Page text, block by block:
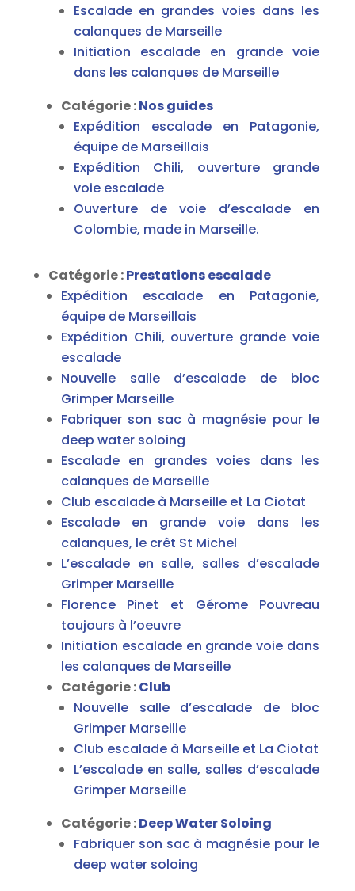
Escalade en grandes voies dans les
calanques de Marseille
Initiation escalade en grande voie
dans les calanques de Marseille
Catégorie :Nos guides
Expédition escalade en Patagonie,
équipe de Marseillais
Expédition Chili, ouverture grande
voie escalade
Ouverture de voie d’escalade en
Colombie, made in Marseille.
Catégorie :Prestations escalade
Expédition escalade en Patagonie,
équipe de Marseillais
Expédition Chili, ouverture grande voie
escalade
Nouvelle salle d’escalade de bloc
Grimper Marseille
Fabriquer son sac à magnésie pour le
deep water soloing
Escalade en grandes voies dans les
calanques de Marseille
Club escalade à Marseille et La Ciotat
Escalade en grande voie dans les
calanques, le crêt St Michel
L’escalade en salle, salles d’escalade
Grimper Marseille
Florence Pinet et Gérome Pouvreau
toujours à l’oeuvre
Initiation escalade en grande voie dans
les calanques de Marseille
Catégorie :Club
Nouvelle salle d’escalade de bloc
Grimper Marseille
Club escalade à Marseille et La Ciotat
L’escalade en salle, salles d’escalade
Grimper Marseille
Catégorie :Deep Water Soloing
Fabriquer son sac à magnésie pour le
deep water soloing